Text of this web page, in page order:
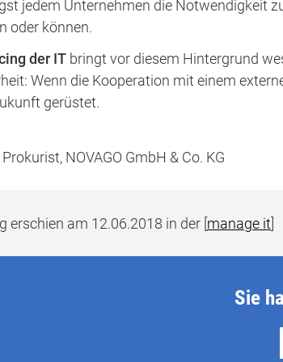
jedem Unternehmen die Notwendigkeit
oder können.
der IT bringt vor diesem Hintergrund
Wenn die Kooperation mit einem
gerüstet.
NOVAGO GmbH & Co. KG
erschien am 12.06.2018 in der [manage it]
Sie